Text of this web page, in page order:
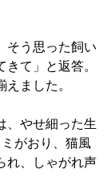
そう思った飼い
て」と返答。
ました。
、やせ細った生
がおり、猫風
れ、しゃがれ声